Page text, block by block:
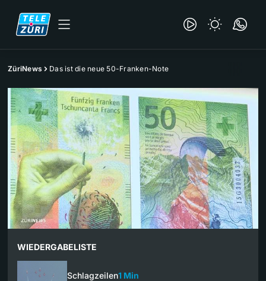
ZüriNews Das ist die neue 50-Franken-Note
WIEDERGABELISTE
Schlagzeilen1 Min